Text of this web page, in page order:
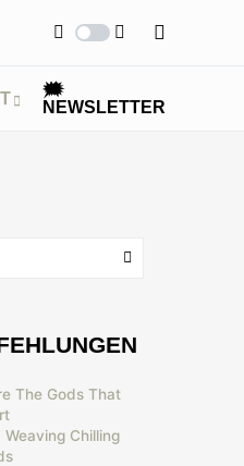
🗯
NEWSLETTER
The Gods That
Weaving Chilling